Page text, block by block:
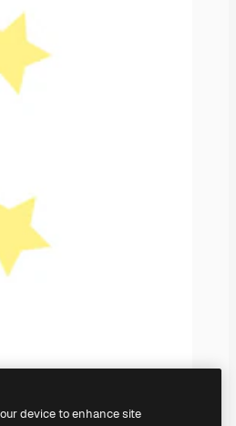
device to enhance site